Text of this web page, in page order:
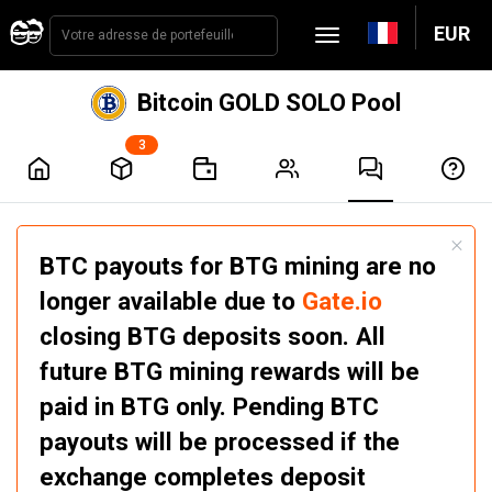
EUR
Bitcoin GOLD SOLO Pool
3
BTC payouts for BTG mining are no
longer available due to Gate.io
closing BTG deposits soon. All
future BTG mining rewards will be
paid in BTG only. Pending BTC
payouts will be processed if the
exchange completes deposit